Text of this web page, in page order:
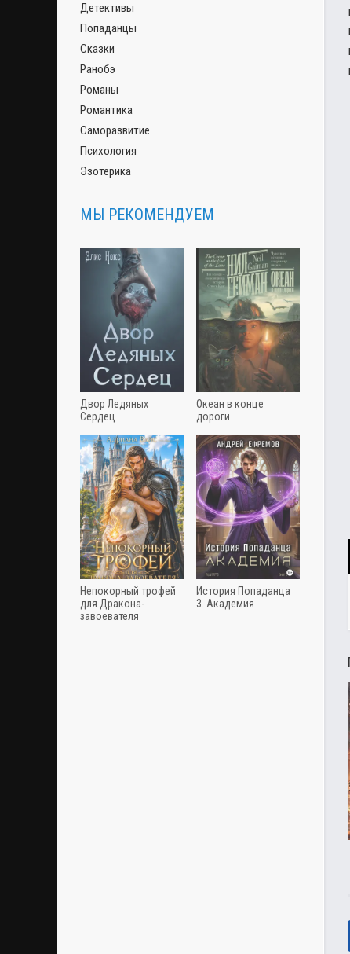
Детективы
Попаданцы
Сказки
Ранобэ
Романы
Романтика
Саморазвитие
Психология
Эзотерика
МЫ РЕКОМЕНДУЕМ
Двор Ледяных
Сердец
Океан в конце
дороги
Непокорный трофей
для Дракона-
завоевателя
История Попаданца
3. Академия